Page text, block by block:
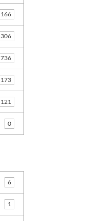
166
306
736
173
121
0
6
1